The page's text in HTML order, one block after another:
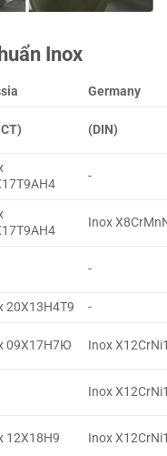
Inox
Germany
(DIN)
-
Inox
-
20X13H4T9 -
09X17H7Ю Inox
Inox
12X18H9 Inox